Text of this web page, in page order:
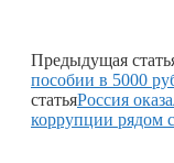
Предыдущая
пособии в 5000
статьяРоссия
коррупции рядом